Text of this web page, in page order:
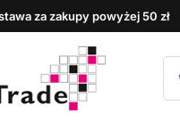
za zakupy powyżej 50 zł